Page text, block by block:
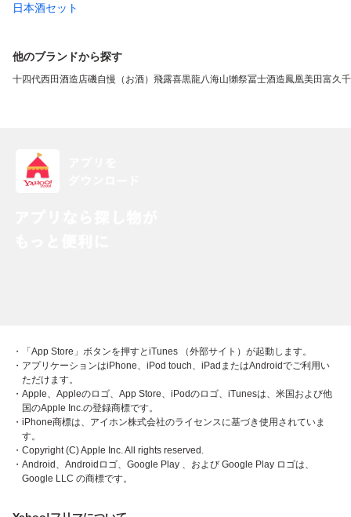
日本酒セット
他のブランドから探す
十四代西田酒造店磯自慢（お酒） 飛露喜黒龍八海山獺祭冨士酒造鳳凰美田富久
・「App Store」ボタンを押すとiTunes （外部サイト）が起動します。
・アプリケーションはiPhone、iPod touch、iPadまたはAndroidでご利用い
ただけます。
・Apple、Appleのロゴ、App Store、iPodのロゴ、iTunesは、米国および他
国のApple Inc.の登録商標です。
・iPhone商標は、アイホン株式会社のライセンスに基づき使用されていま
す。
・Copyright (C) Apple Inc. All rights reserved.
・Android、Androidロゴ、Google Play 、および Google Play ロゴは、
Google LLC の商標です。